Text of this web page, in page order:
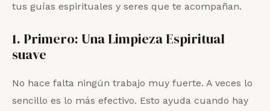
tus guías espirituales y seres que te acompañan.
1. Primero: Una Limpieza Espiritual
suave
No hace falta ningún trabajo muy fuerte. A veces lo
sencillo es lo más efectivo. Esto ayuda cuando hay